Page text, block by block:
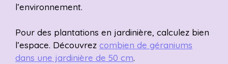
l’environnement.
Pour des plantations en jardinière, calculez bien
l’espace. Découvrez combien de géraniums
dans une jardinière de 50 cm.